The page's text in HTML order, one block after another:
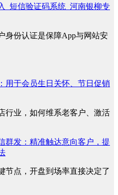
_短信验证码系统_河南银柳专
身份认证是保障App与网站安
用于会员生日关怀、节日促销
行业，如何维系老客户、激活
群发：精准触达意向客户，提
节点，开盘到场率直接决定了